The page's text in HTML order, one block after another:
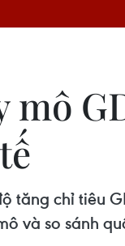
mô
tăng chỉ tiêu
và so sánh